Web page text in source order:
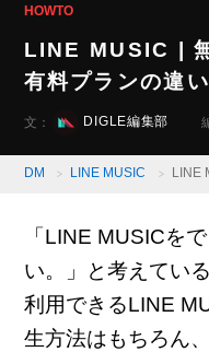
HOWTO
LINE MUSIC |
有料プランの違
文： DIGLE編集部
DM LINE MUSIC LINE
「LINE MUSICを
い。」と考えてい
利用できるLINE
生方法はもちろん